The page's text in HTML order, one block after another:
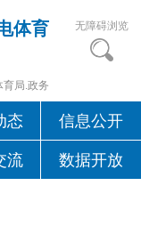
体育
育局.政务
无障碍浏览
态 信息公开
流 数据开放